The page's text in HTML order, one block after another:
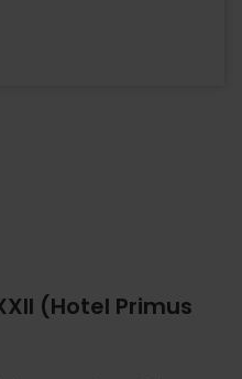
(Hotel Primus